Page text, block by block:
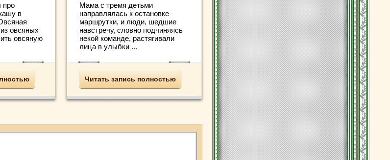
про
в
овсяных
овсяную
Мама с тремя детьми
направлялась к остановке
маршрутки, и люди, шедшие
навстречу, словно подчиняясь
некой команде, растягивали
лица в улыбки ...
Читать запись полностью